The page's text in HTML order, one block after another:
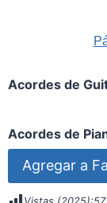
Acordes de
Acordes de
Agregar a